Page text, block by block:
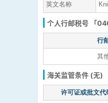
英文名称
个人行邮税号 「
行
其
海关监管条件 (无)
许可证或批文代